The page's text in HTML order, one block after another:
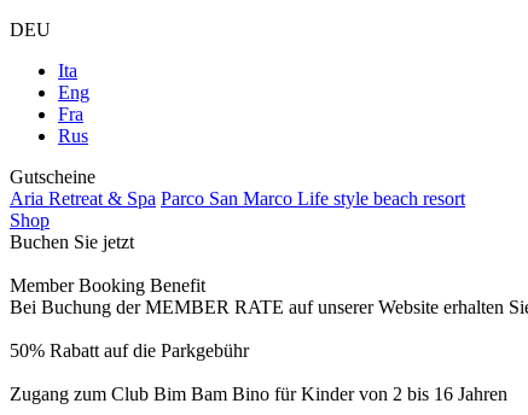
DEU
Ita
Eng
Fra
Rus
Gutscheine
Aria Retreat & Spa Parco San Marco Life style beach resort
Shop
Buchen Sie jetzt
Member Booking Benefit
Bei Buchung der MEMBER RATE auf unserer Website erhalten
50% Rabatt auf die Parkgebühr
Zugang zum Club Bim Bam Bino für Kinder von 2 bis 16 Jahren